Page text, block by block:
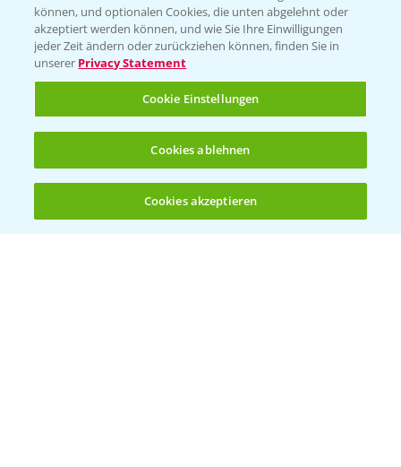
(noch 4)
Wetter Aktuell
BROSCHÜREN
Saatgut
Sonderkulturen
Verantwortung & Sorgfalt
können, und optionalen Cookies, die unten abgelehnt oder
akzeptiert werden können, und wie Sie Ihre Einwilligungen
jeder Zeit ändern oder zurückziehen können, finden Sie in
unserer Privacy Statement
Cookie Einstellungen
Cookies ablehnen
Cookies akzeptieren